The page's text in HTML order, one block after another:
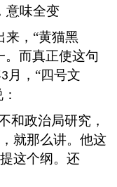
意味全变
来，“黄猫黑
。而真正使这句
3 月，“四号文
和政治局研究，
就那么讲。他这
这个纲。还